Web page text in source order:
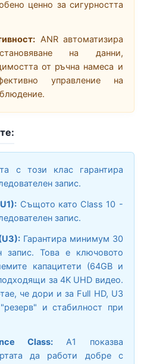
ценно за сигурността
ANR автоматизира
на данни,
от ръчна намеса и
управление на
с този клас гарантира
запис.
Същото като Class 10 -
запис.
Гарантира минимум 30
запис. Това е ключовото
капацитети (64GB и
за 4K UHD видео.
че дори и за Full HD, U3
и стабилност при
Class: A1 показва
да работи добре с